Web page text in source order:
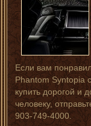
Если вам
Phantom Syntopia
купить дорогой и
человеку,
903-749-4000.